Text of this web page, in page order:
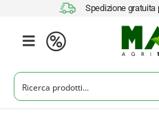
Spedizione gratuita